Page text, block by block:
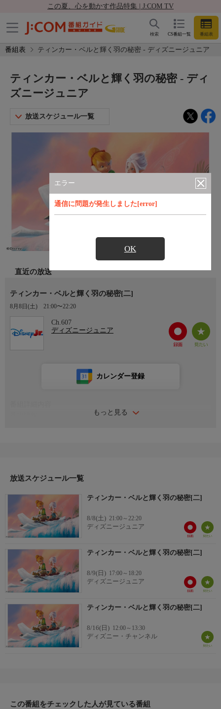
この夏、心を動かす作品特集 | J:COM TV
CS番組一覧 番組表
検索
番組表 ティンカー・ベルと輝く羽の秘密 - ディズニージュニア
エラー
通信に問題が発生しました[error]
OK
ティンカー・ベルと輝く羽の秘密 - ディ
ズニージュニア
放送スケジュール一覧
直近の放送
ティンカー・ベルと輝く羽の秘密[二]
8月8日(土) 21:00〜22:20
Ch.607
ディズニージュニア
もっと見る
カレンダー登録
放送スケジュール一覧
ティンカー・ベルと輝く羽の秘密[二]
8/8(土) 21:00～22:20
ディズニージュニア
ティンカー・ベルと輝く羽の秘密[二]
8/9(日) 17:00～18:20
ディズニージュニア
ティンカー・ベルと輝く羽の秘密[二]
8/16(日) 12:00～13:30
ディズニー・チャンネル
この番組をチェックした人が見ている番組